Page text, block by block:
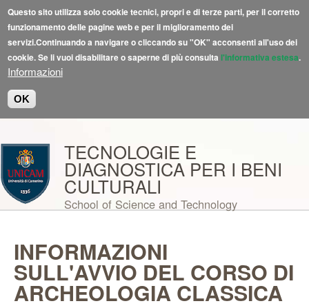
Questo sito utilizza solo cookie tecnici, propri e di terze parti, per il corretto
funzionamento delle pagine web e per il miglioramento dei
servizi.Continuando a navigare o cliccando su "OK" acconsenti all'uso dei
cookie. Se li vuoi disabilitare o saperne di più consulta l'informativa estesa.
Informazioni
OK
TECNOLOGIE E
DIAGNOSTICA PER I BENI
CULTURALI
School of Science and Technology
INFORMAZIONI
SULL'AVVIO DEL CORSO DI
ARCHEOLOGIA CLASSICA